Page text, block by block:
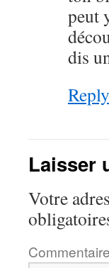
peut
dis
Reply
Laisser
Votre
Commentaire